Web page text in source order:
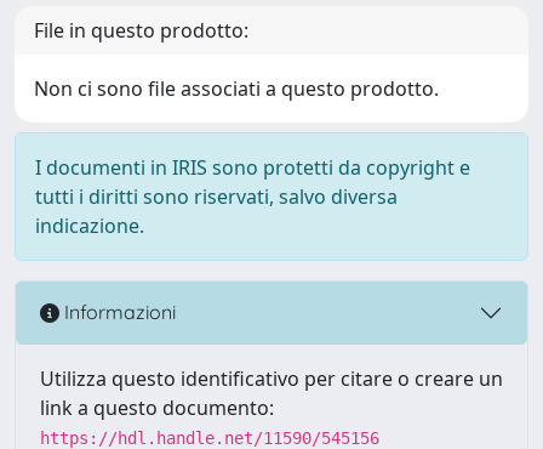
File in questo prodotto:
Non ci sono file associati a questo prodotto.
I documenti in IRIS sono protetti da copyright e
tutti i diritti sono riservati, salvo diversa
indicazione.
Informazioni
Utilizza questo identificativo per citare o creare un
link a questo documento:
https://hdl.handle.net/11590/545156